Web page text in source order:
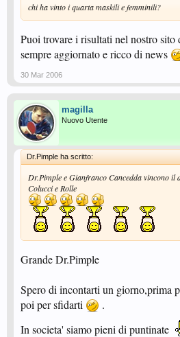
chi ha vinto i quarta maskili e femminili?
Puoi trovare i risultati nel nostro
sempre aggiornato e ricco di news
30 Mar 2006
magilla
Nuovo Utente
Dr.Pimple ha scritto:
Dr.Pimple e Gianfranco Cancedda vincono il
Colucci e Rolle
Grande Dr.Pimple
Spero di incontarti un giorno,prima
poi per sfidarti
.
In societa' siamo pieni di puntinate